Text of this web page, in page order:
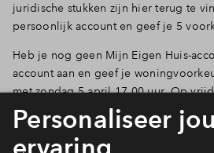
juridische stukken zijn hier terug te
persoonlijk account en geef je 5
Heb je nog geen Mijn Eigen Huis-
account aan en geef je
met zondag 5 april 17.00 uur. Op
toewijzing plaats. Als je een woning
gekregen, dan zie je dat ook terug in
belangstellenden die niet zijn